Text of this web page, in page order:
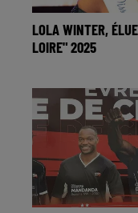
LOLA WINTER,
LOIRE" 2025